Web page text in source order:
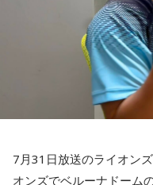
ルにちょっと火をつけて
福田：そうですね。塩
し、素直に自分の気持
ラジルサイドがうまく切
ションを上げるような形
何を言っているかという
7月31日放送のライオン
オンズでベルーナドーム